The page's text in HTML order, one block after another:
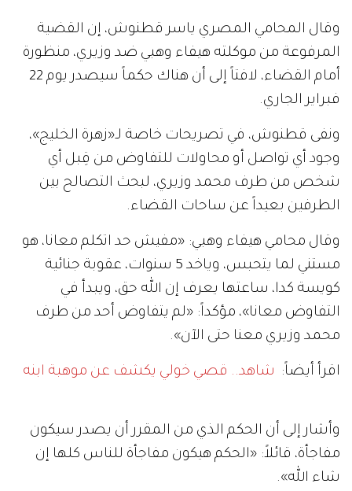
وقال المحامي المصري ياسر قطنوش، إن القضية
المرفوعة من موكلته هيفاء وهبي ضد وزيري، منظورة
أمام القضاء، لافتاً إلى أن هناك حكماً سيصدر يوم 22
فبراير الجاري.
ونفى قطنوش، في تصريحات خاصة لـ«زهرة الخليج»،
وجود أي تواصل أو محاولات للتفاوض من قِبل أي
شخص من طرف محمد وزيري، لبحث التصالح بين
الطرفين بعيداً عن ساحات القضاء.
وقال محامي هيفاء وهبي: «مفيش حد اتكلم معانا، هو
مستني لما يتحبس، وياخد 5 سنوات، عقوبة جنائية
كويسة كدا، ساعتها يعرف إن الله حق، ويبدأ في
التفاوض معانا»، مؤكداً: «لم يتفاوض أحد من طرف
محمد وزيري معنا حتى الآن».
اقرأ أيضاً: شاهد.. قصي خولي يكشف عن موهبة ابنه
وأشار إلى أن الحكم الذي من المقرر أن يصدر سيكون
مفاجأة، قائلاً: «الحكم هيكون مفاجأة للناس كلها إن
شاء الله».